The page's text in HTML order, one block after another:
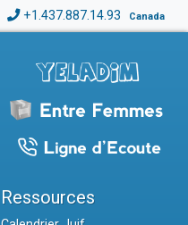
+1.437.887.14.93 Canada
Ressources